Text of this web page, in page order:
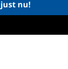
nu!